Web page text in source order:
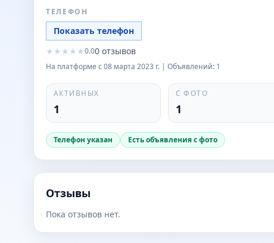
ТЕЛЕФОН
Показать телефон
★ ★ ★ ★ ★0.00 отзывов
На платформе с08 марта 2023 г. | Объявлений: 1
АКТИВНЫХ
1
С ФОТО
1
Телефон указан Есть объявления с фото
Отзывы
Пока отзывов нет.